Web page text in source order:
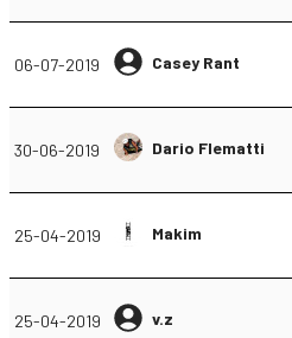
06-07-2019 Casey Rant
30-06-2019 Dario Flematti
25-04-2019 Makim
25-04-2019 v.z